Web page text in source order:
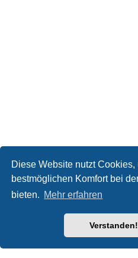
Diese Website nutzt Cookies,
bestmöglichen Komfort bei
bieten. Mehr erfahren
Verstanden!